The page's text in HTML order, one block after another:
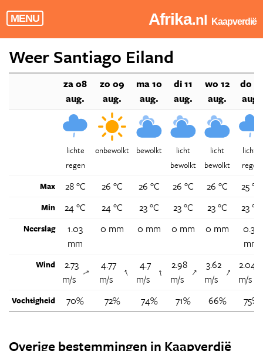
MENU Afrika.nl Kaapverdië
Weer Santiago Eiland
za 08
aug.
zo 09
aug.
ma 10
aug.
di 11
aug.
wo 12
aug.
do 13
aug.
lichte
regen
onbewolkt bewolkt
licht
bewolkt
licht
bewolkt
lichte
regen
Max
28 °C 26 °C 26 °C 26 °C 26 °C 25 °C
Min 24 °C 24 °C 23 °C 23 °C 23 °C 23 °C
Neerslag
1.03
mm
0 mm 0 mm 0 mm 0 mm
0.39
mm
Wind
2.73
m/s
↑
4.77
m/s
↑
4.7
m/s
↑
2.98
m/s
↑
3.62
m/s
↑
2.04
m/s
Vochtigheid 70% 72% 74% 71% 66% 75%
Overige bestemmingen in Kaapverdië